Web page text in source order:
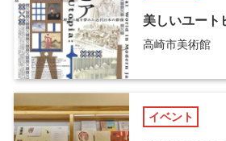
美しいユート
高崎市美術館
イベント